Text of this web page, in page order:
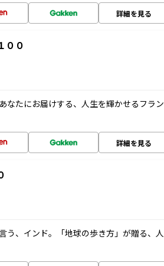
詳細を見る
００
なたにお届けする、人生を輝かせるフラン
詳細を見る
う、インド。「地球の歩き方」が贈る、人